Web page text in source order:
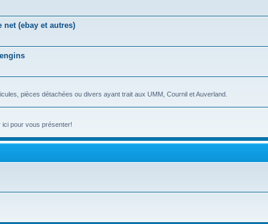
(ebay et autres)
pièces détachées ou divers ayant trait aux UMM, Cournil et Auverland.
ici pour vous présenter!